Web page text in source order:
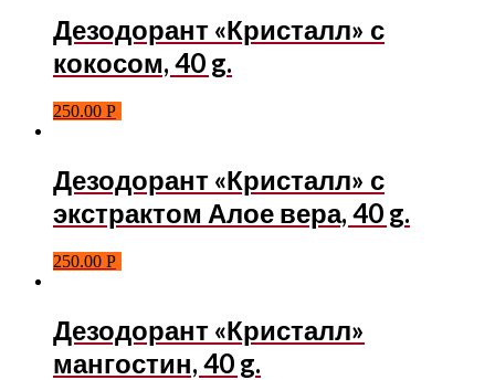
Дезодорант «Кристалл» с
кокосом, 40 g.
250.00 Р
Дезодорант «Кристалл» с
экстрактом Алое вера, 40 g.
250.00 Р
Дезодорант «Кристалл»
мангостин, 40 g.